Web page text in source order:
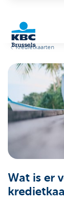
Kredietkaarten
Wat is er